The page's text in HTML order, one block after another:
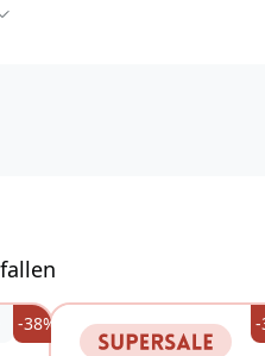
-38% -